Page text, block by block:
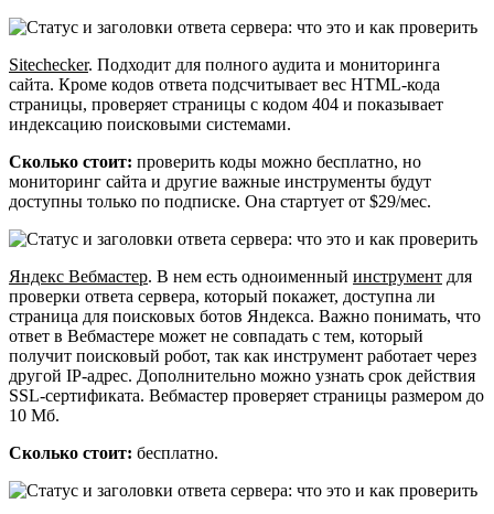
Sitechecker. Подходит для полного аудита и мониторинга
сайта. Кроме кодов ответа подсчитывает вес HTML-кода
страницы, проверяет страницы с кодом 404 и показывает
индексацию поисковыми системами.
Сколько стоит: проверить коды можно бесплатно, но
мониторинг сайта и другие важные инструменты будут
доступны только по подписке. Она стартует от $29/мес.
Яндекс Вебмастер. В нем есть одноименный инструмент для
проверки ответа сервера, который покажет, доступна ли
страница для поисковых ботов Яндекса. Важно понимать, что
ответ в Вебмастере может не совпадать с тем, который
получит поисковый робот, так как инструмент работает через
другой IP-адрес. Дополнительно можно узнать срок действия
SSL-сертификата. Вебмастер проверяет страницы размером до
10 Мб.
Сколько стоит: бесплатно.